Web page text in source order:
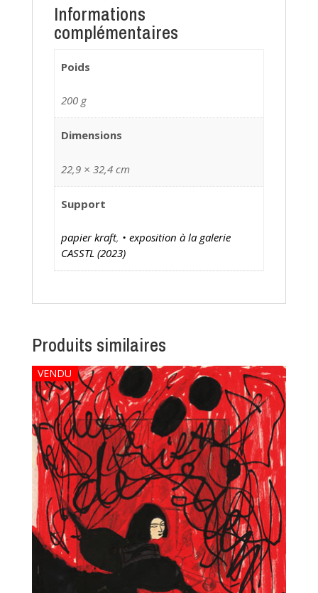
Informations
complémentaires
Poids
200 g
Dimensions
22,9 × 32,4 cm
Support
papier kraft, • exposition à la galerie
CASSTL (2023)
Produits similaires
VENDU